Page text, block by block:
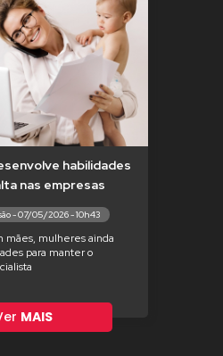
habilidades
nas empresas
- 07/05/2026 - 10h43
mães, mulheres ainda
para manter o
MAIS